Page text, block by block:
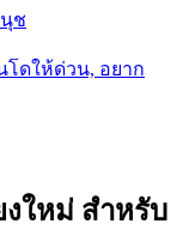
ช
ดให้ด่วน, อยาก
งใหม่ สำหรับ